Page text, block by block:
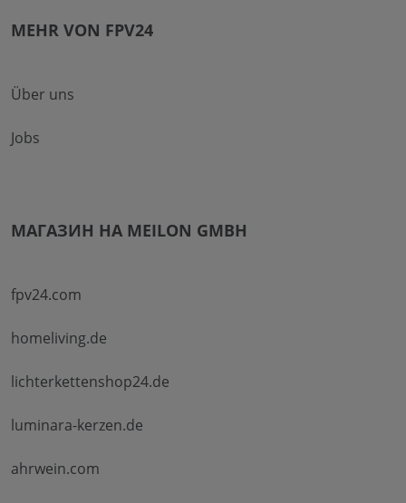
MEHR VON FPV24
Über uns
Jobs
МАГАЗИН НА MEILON GMBH
fpv24.com
homeliving.de
lichterkettenshop24.de
luminara-kerzen.de
ahrwein.com